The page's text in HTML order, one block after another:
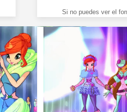
Si no puedes ver el